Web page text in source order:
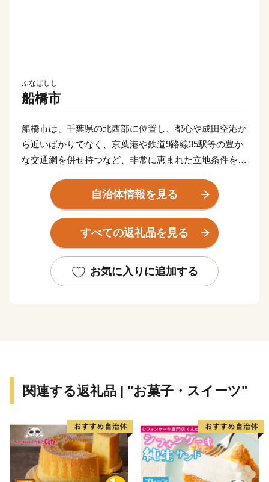
ふなばしし
船橋市
船橋市は、千葉県の北西部に位置し、都心や成田空港か
ら近いばかりでなく、京葉港や鉄道9路線35駅等の豊か
な交通網を併せ持つなど、非常に恵まれた立地条件を備
かつては、成田山に参拝する佐倉街道の宿場町として栄
え、昭和12年4月1日に2町3村（船橋町、葛飾町、八栄
村、法典村、塚田村）が合併して、「船橋市」が誕生し
ました。
ています。
自治体情報を見る
すべての返礼品を見る
お気に入りに追加する
関連する返礼品 | "お菓子・スイーツ"